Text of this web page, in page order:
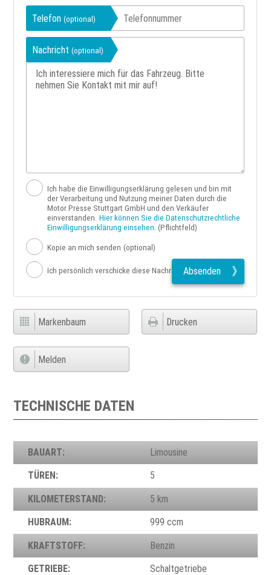
Telefon(optional)
Nachricht(optional)
Ich habe die Einwilligungserklärung gelesen und bin mit
der Verarbeitung und Nutzung meiner Daten durch die
Motor Presse Stuttgart GmbH und den Verkäufer
einverstanden. Hier können Sie die Datenschutzrechtliche
Einwilligungserklärung einsehen. (Pflichtfeld)
Kopie an mich senden (optional)
Ich persönlich verschicke diese Nachricht Absenden
Markenbaum Drucken
Melden
TECHNISCHE DATEN
BAUART: Limousine
TÜREN: 5
KILOMETERSTAND: 5 km
HUBRAUM: 999 ccm
KRAFTSTOFF: Benzin
GETRIEBE: Schaltgetriebe